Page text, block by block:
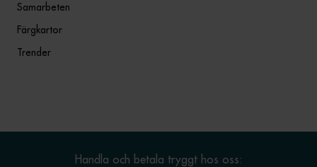
Samarbeten
Färgkartor
Trender
Handla och betala tryggt hos oss: